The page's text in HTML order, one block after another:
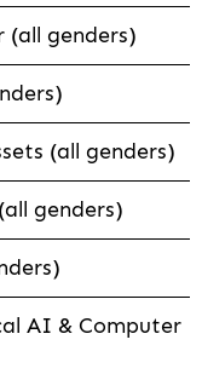
(all genders)
(all genders)
genders)
AI & Computer